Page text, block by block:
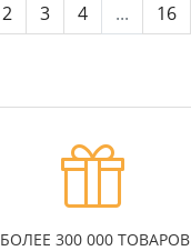
2 3 4 ... 16
БОЛЕЕ 300 000 ТОВАРОВ